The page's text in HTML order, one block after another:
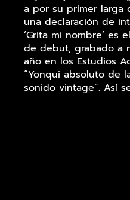
a por su primer larga
una declaración de
‘Grita mi nombre’ es
de debut, grabado a
año en los Estudios
“Yonqui absoluto de
sonido vintage”. Así